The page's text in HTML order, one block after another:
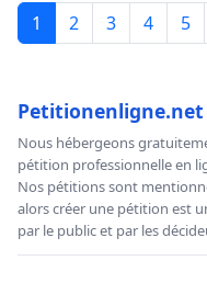
1 2 3 4 5
Petitionenligne.net
Nous hébergeons
pétition professionnelle en
Nos pétitions sont
alors créer une pétition est
par le public et par les